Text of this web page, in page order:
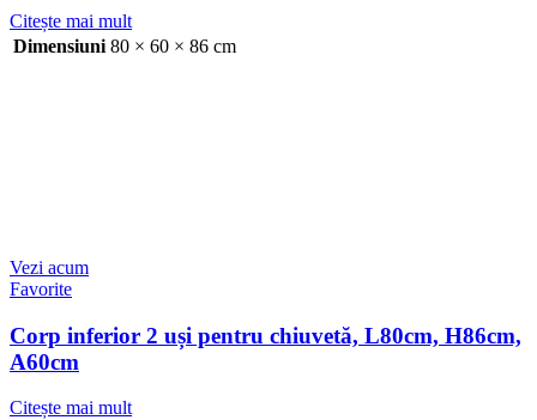
Citește mai mult
Dimensiuni 80 × 60 × 86 cm
Vezi acum
Favorite
Corp inferior 2 uși pentru chiuvetă, L80cm, H86cm,
A60cm
Citește mai mult